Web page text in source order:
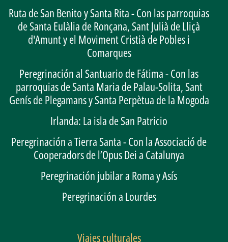
Ruta de San Benito y Santa Rita - Con las parroquias
de Santa Eulàlia de Ronçana, Sant Julià de Lliçà
d'Amunt y el Moviment Cristià de Pobles i
Comarques
Peregrinación al Santuario de Fátima - Con las
parroquias de Santa Maria de Palau-Solita, Sant
Genís de Plegamans y Santa Perpètua de la Mogoda
Irlanda: La isla de San Patricio
Peregrinación a Tierra Santa - Con la Associació de
Cooperadors de l’Opus Dei a Catalunya
Peregrinación jubilar a Roma y Asís
Peregrinación a Lourdes
Viajes culturales